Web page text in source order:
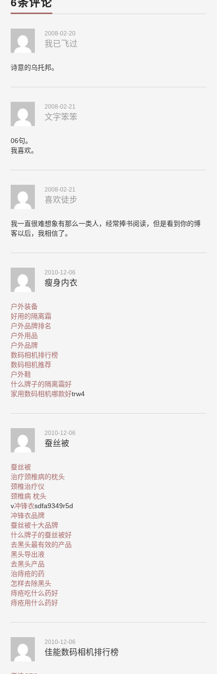
6条评论
2008-02-20
我已飞过
诗意的乌托邦。
2008-02-21
文字笨笨
06句。
我喜欢。
2008-02-21
喜欢徒步
我一直很难想象有那么一类人，经常捧书阅读，但是看到你的博
客以后，我相信了。
2010-12-06
瘦身内衣
户外装备
好用的隔离霜
户外品牌排名
户外用品
户外品牌
数码相机排行榜
数码相机推荐
户外鞋
什么牌子的隔离霜好
家用数码相机哪款好trw4
2010-12-06
蚕丝被
蚕丝被
治疗颈椎病的枕头
颈椎治疗仪
颈椎病 枕头
v冲锋衣sdfa9349r5d
冲锋衣品牌
蚕丝被十大品牌
什么牌子的蚕丝被好
去黑头最有效的产品
黑头导出液
去黑头产品
治痔疮的药
怎样去除黑头
痔疮吃什么药好
痔疮用什么药好
2010-12-06
佳能数码相机排行榜